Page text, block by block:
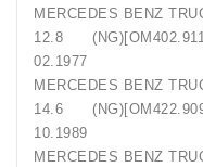
MERCEDES
12.8
02.1977
MERCEDES
14.6
10.1989
MERCEDES